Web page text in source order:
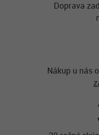
Doprava
Nákup u nás